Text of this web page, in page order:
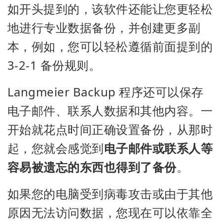
如开头提到的，该软件还能让您更轻松
地进行专业数据备份，并创建更多副
本，例如，您可以轻松遵循前面提到的
3-2-1 备份规则。
Langmeier Backup 程序还可以保存
电子邮件、联系人数据和其他内容。一
开始就花点时间正确设置备份，从那时
起，您就会感觉到电子邮件或联系人等
容易被遗忘的东西也得到了备份。
如果您的电脑受到病毒攻击或由于其他
原因无法访问数据，您现在可以依靠全